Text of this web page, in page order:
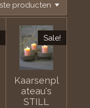
Sale!
Kaarsenpl
ateau's
STILL